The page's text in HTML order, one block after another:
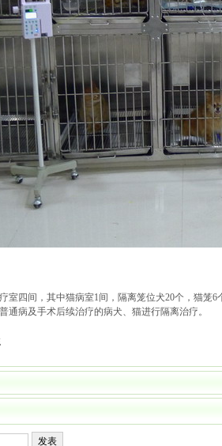
四间，其中猫病室1间，隔离笼位犬20个，猫笼6
通病及手术后续治疗的病犬、猫进行隔离治疗。
发表